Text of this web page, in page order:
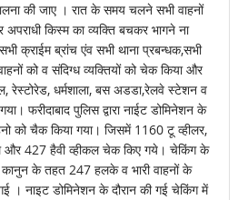
की जाए । रात के समय चलने सभी वाहनों
किस्म का व्यक्ति बचकर भागने ना
क्राईम ब्रांच एंव सभी थाना प्रबन्धक,सभी
को व संदिग्ध व्यक्तियों को चेक किया और
रेस्टोरेड, धर्मशाला, बस अडडा,रेलवे स्टेशन व
फरीदाबाद पुलिस द्वारा नाईट डोमिनेशन के
को चैक किया गया। जिसमें 1160 टू व्हीलर,
और 427 हैवी व्हीकल चेक किए गये। चेकिंग के
कानुन के तहत 247 हलके व भारी वाहनों के
। नाइट डोमिनेशन के दौरान की गई चेकिंग में